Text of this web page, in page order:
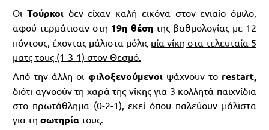
Οι Τούρκοιδεν είχαν καλή εικόνα στον ενιαίο όμιλο,
αφού τερμάτισαν στη 19η θέση της βαθμολογίας με 12
πόντους, έχοντας μάλιστα μόλις μία νίκη στα τελευταία 5
ματς τους (1-3-1) στον Θεσμό.
Από την άλλη οι φιλοξενούμενοιψάχνουν το restart,
διότι αγνοούν τη χαρά της νίκης για 3 κολλητά παιχνίδια
στο πρωτάθλημα (0-2-1), εκεί όπου παλεύουν μάλιστα
για τη σωτηρία τους.